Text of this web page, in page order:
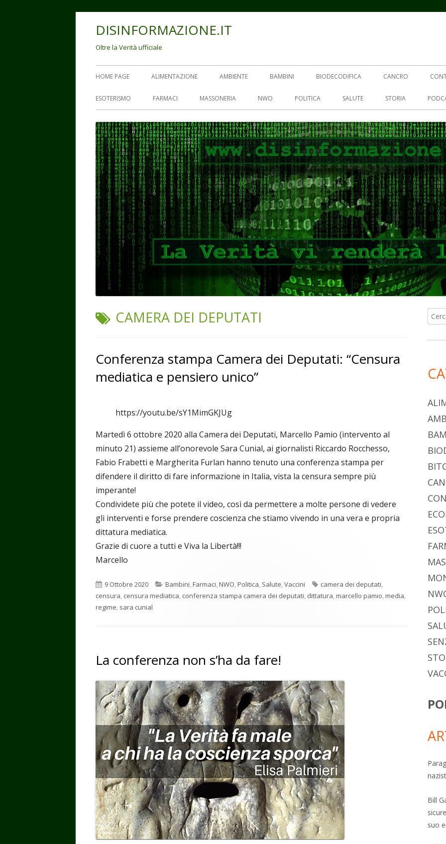
DISINFORMAZIONE.IT
Oltre la Verità ufficiale
Menu
principale
HOME PAGE ALIMENTAZIONE AMBIENTE BAMBINI BIODECODIFICA CANCRO
ESOTERISMO FARMACI MASSONERIA NWO POLITICA SALUTE STORIA
TAG:
CAMERA DEI DEPUTATI
Conferenza stampa Camera dei Deputati: “Censura
mediatica e pensiero unico”
https://youtu.be/sY1MimGKJUg
Martedì 6 ottobre 2020 alla Camera dei Deputati, Marcello Pamio (intervento al
minuto 21) assieme all’onorevole Sara Cunial, ai giornalisti Riccardo Rocchesso,
Fabio Frabetti e Margherita Furlan hanno tenuto una conferenza stampa per
difendere il diritto di fare informazione in Italia, vista la censura sempre più
imperante!
Condividete più che potete il video, così da permettere a molte persone di vedere
gli interventi e forse prendere coscienza che stiamo vivendo in una vera e propria
dittatura mediatica.
Grazie di cuore a tutti e Viva la Libertà!!!
Marcello
Pubblicato
9 Ottobre 2020 Categorie
Bambini Farmaci NWO Politica Salute Vaccini Tag
camera dei deputati
censura censura mediatica conferenza stampa camera dei deputati dittatura marcello pamio media
regime sara cunial
La conferenza non s’ha da fare!
per:
Bill
suo